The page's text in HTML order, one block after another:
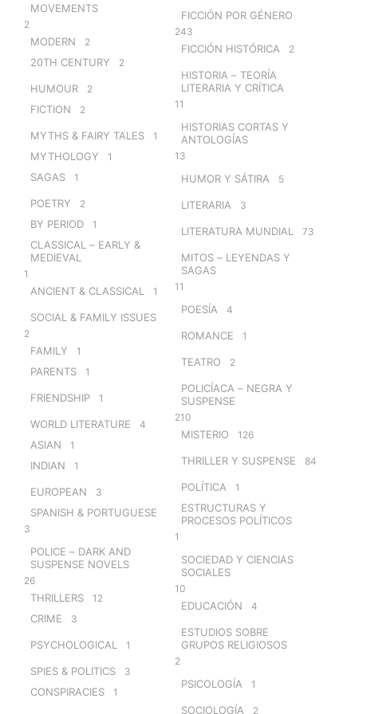
MOVEMENTS
2
MODERN 2
20TH CENTURY 2
HUMOUR 2
FICTION 2
MYTHS & FAIRY TALES 1
MYTHOLOGY 1
SAGAS 1
POETRY 2
BY PERIOD 1
CLASSICAL – EARLY &
MEDIEVAL
1
ANCIENT & CLASSICAL 1
SOCIAL & FAMILY ISSUES
2
FAMILY 1
PARENTS 1
FRIENDSHIP 1
WORLD LITERATURE 4
ASIAN 1
INDIAN 1
EUROPEAN 3
SPANISH & PORTUGUESE
3
POLICE – DARK AND
SUSPENSE NOVELS
26
THRILLERS 12
CRIME 3
PSYCHOLOGICAL 1
SPIES & POLITICS 3
CONSPIRACIES 1
FICCIÓN POR GÉNERO
243
FICCIÓN HISTÓRICA 2
HISTORIA – TEORÍA
LITERARIA Y CRÍTICA
11
HISTORIAS CORTAS Y
ANTOLOGÍAS
13
HUMOR Y SÁTIRA 5
LITERARIA 3
LITERATURA MUNDIAL 73
MITOS – LEYENDAS Y
SAGAS
11
POESÍA 4
ROMANCE 1
TEATRO 2
POLICÍACA – NEGRA Y
SUSPENSE
210
MISTERIO 126
THRILLER Y SUSPENSE 84
POLÍTICA 1
ESTRUCTURAS Y
PROCESOS POLÍTICOS
1
SOCIEDAD Y CIENCIAS
SOCIALES
10
EDUCACIÓN 4
ESTUDIOS SOBRE
GRUPOS RELIGIOSOS
2
PSICOLOGÍA 1
SOCIOLOGÍA 2